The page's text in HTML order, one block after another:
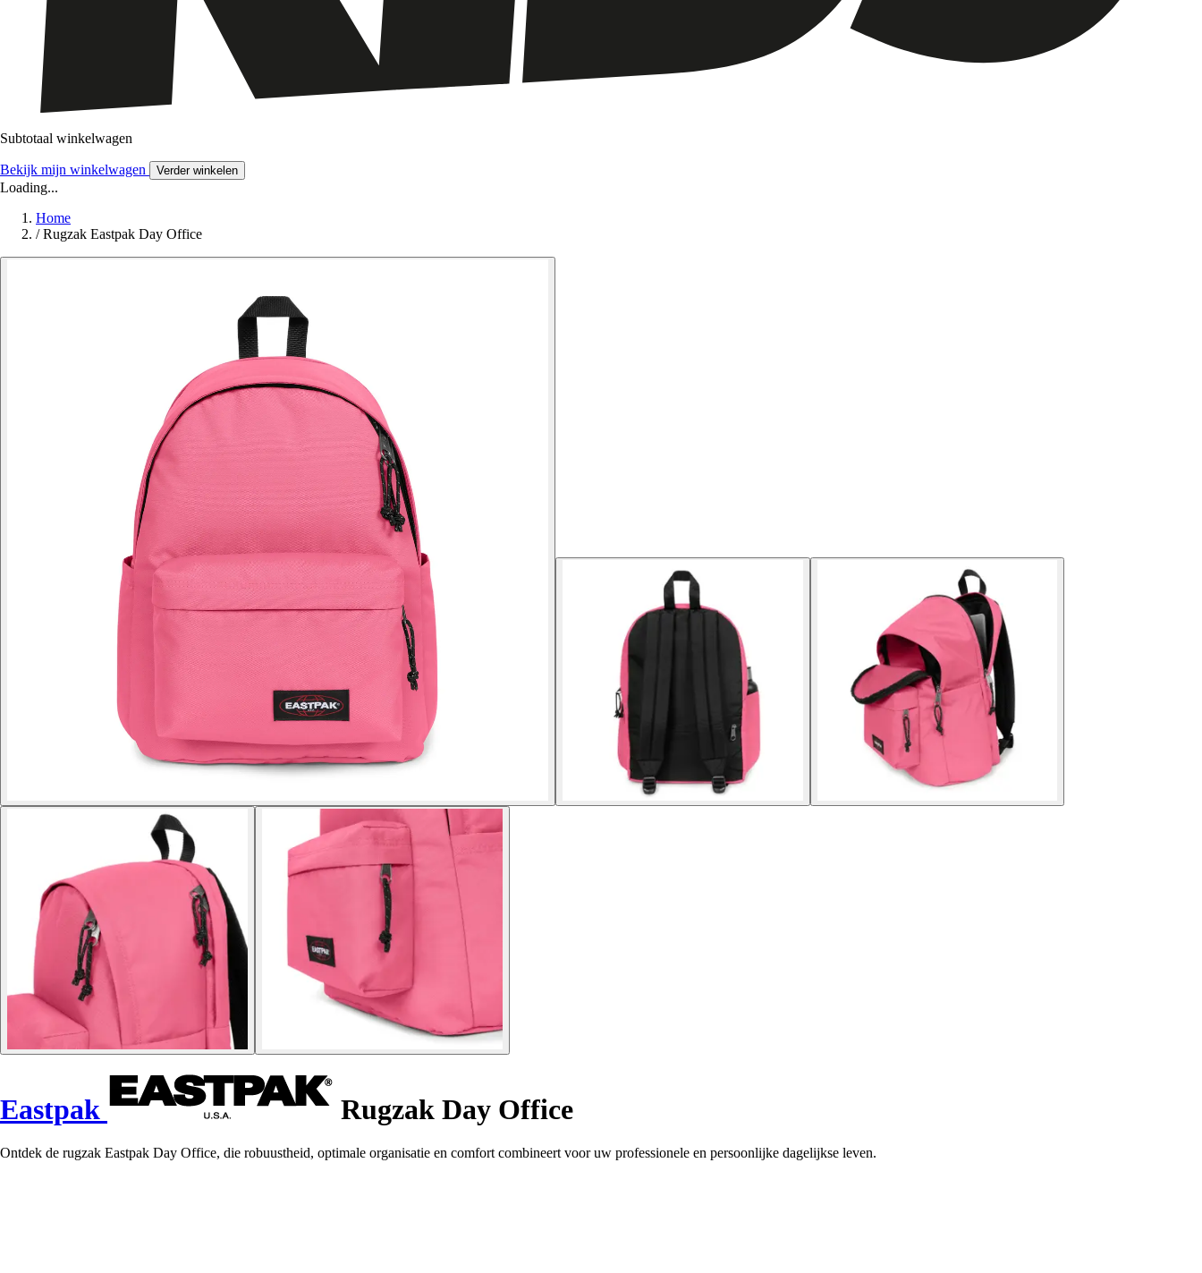
Subtotaal winkelwagen
Bekijk mijn winkelwagen Verder winkelen
Loading...
Home
/ Rugzak Eastpak Day Office
Eastpak Rugzak Day Office
Ontdek de rugzak Eastpak Day Office, die robuustheid, optimale organisatie en comfort combineert voor uw professionele en persoonlijke dagelijkse leven.